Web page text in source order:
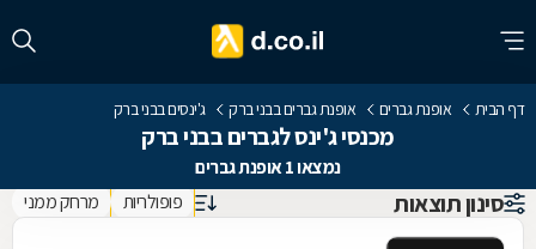
דף הבית אופנת גברים אופנת גברים בבני ברק ג'ינסים בבני ברק
מכנסי ג'ינס לגברים בבני ברק
נמצאו 1 אופנת גברים
סינון תוצאות פופולריות מרחק ממני